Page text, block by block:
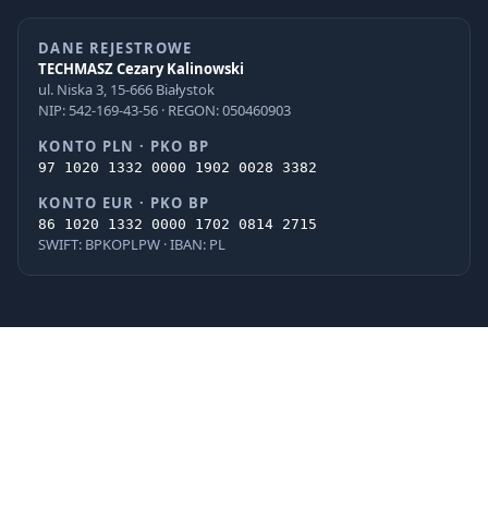
DANE REJESTROWE
TECHMASZ Cezary Kalinowski
ul. Niska 3, 15-666 Białystok
NIP: 542-169-43-56 · REGON: 050460903
KONTO PLN · PKO BP
97 1020 1332 0000 1902 0028 3382
KONTO EUR · PKO BP
86 1020 1332 0000 1702 0814 2715
SWIFT: BPKOPLPW · IBAN: PL